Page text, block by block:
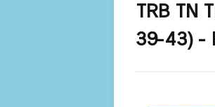
TRB TN
39-43) -